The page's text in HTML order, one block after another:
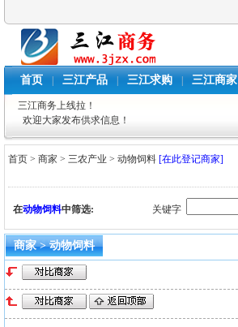
首页 三江产品 三江求购 三江商家
三江商务上线拉！
欢迎大家发布供求信息！
首页 >商家 >三农产业 >动物饲料 [在此登记商家]
在动物饲料中筛选: 关键字
商家 > 动物饲料